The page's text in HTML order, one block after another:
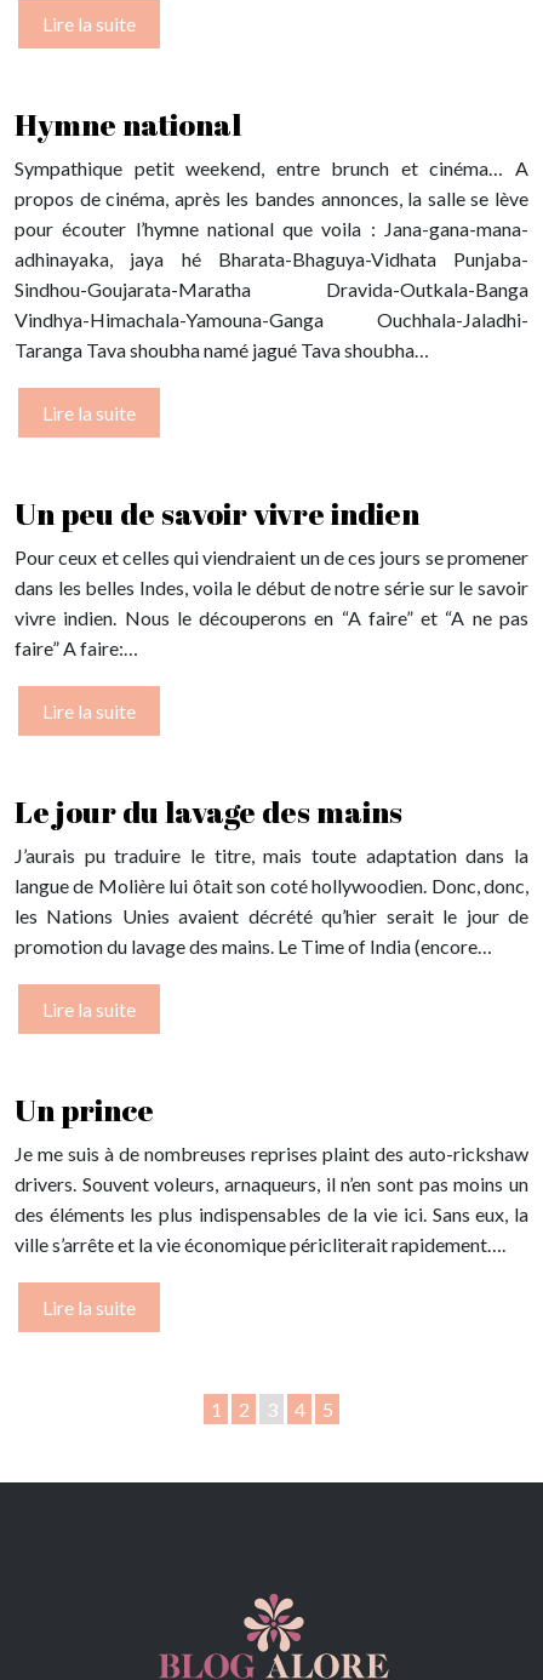
Lire la suite
Hymne national
Sympathique petit weekend, entre brunch et cinéma… A
propos de cinéma, après les bandes annonces, la salle se lève
pour écouter l’hymne national que voila : Jana-gana-mana-
adhinayaka, jaya hé Bharata-Bhaguya-Vidhata Punjaba-
Sindhou-Goujarata-Maratha Dravida-Outkala-Banga
Vindhya-Himachala-Yamouna-Ganga Ouchhala-Jaladhi-
Taranga Tava shoubha namé jagué Tava shoubha…
Lire la suite
Un peu de savoir vivre indien
Pour ceux et celles qui viendraient un de ces jours se promener
dans les belles Indes, voila le début de notre série sur le savoir
vivre indien. Nous le découperons en “A faire” et “A ne pas
faire” A faire:…
Lire la suite
Le jour du lavage des mains
J’aurais pu traduire le titre, mais toute adaptation dans la
langue de Molière lui ôtait son coté hollywoodien. Donc, donc,
les Nations Unies avaient décrété qu’hier serait le jour de
promotion du lavage des mains. Le Time of India (encore…
Lire la suite
Un prince
Je me suis à de nombreuses reprises plaint des auto-rickshaw
drivers. Souvent voleurs, arnaqueurs, il n’en sont pas moins un
des éléments les plus indispensables de la vie ici. Sans eux, la
ville s’arrête et la vie économique péricliterait rapidement….
Lire la suite
1 2 3 4 5